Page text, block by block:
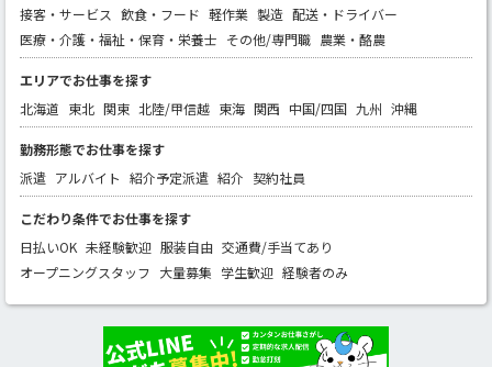
接客・サービス 飲食・フード 軽作業 製造 配送・ドライバー
医療・介護・福祉・保育・栄養士 その他/専門職 農業・酪農
エリアでお仕事を探す
北海道 東北 関東 北陸/甲信越 東海 関西 中国/四国 九州 沖縄
勤務形態でお仕事を探す
派遣 アルバイト 紹介予定派遣 紹介 契約社員
こだわり条件でお仕事を探す
日払いOK 未経験歓迎 服装自由 交通費/手当てあり
オープニングスタッフ 大量募集 学生歓迎 経験者のみ